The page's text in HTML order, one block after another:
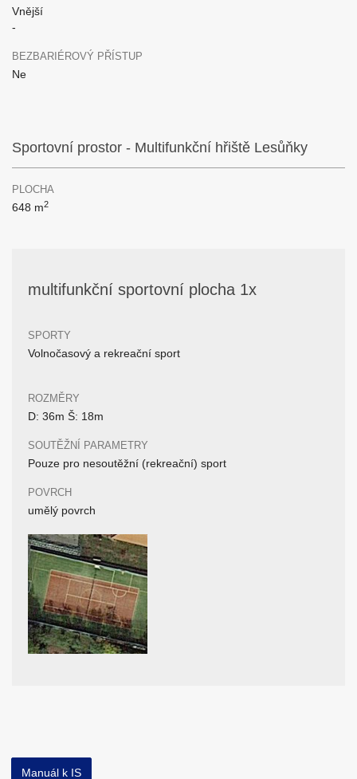
Vnější
-
BEZBARIÉROVÝ PŘÍSTUP
Ne
Sportovní prostor - Multifunkční hřiště Lesůňky
PLOCHA
648 m2
multifunkční sportovní plocha 1x
SPORTY
Volnočasový a rekreační sport
ROZMĚRY
D: 36m Š: 18m
SOUTĚŽNÍ PARAMETRY
Pouze pro nesoutěžní (rekreační) sport
POVRCH
umělý povrch
Manuál k IS